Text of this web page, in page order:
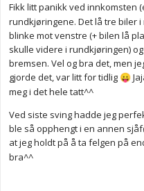
Fikk litt panikk ved innkomsten
rundkjøringene. Det lå tre biler
blinke mot venstre (+ bilen lå
skulle videre i rundkjøringen)
bremsen. Vel og bra det, men
gjorde det, var litt for tidlig 😛
meg i det hele tatt^^
Ved siste sving hadde jeg
ble så opphengt i en annen
at jeg holdt på å ta felgen på
bra^^